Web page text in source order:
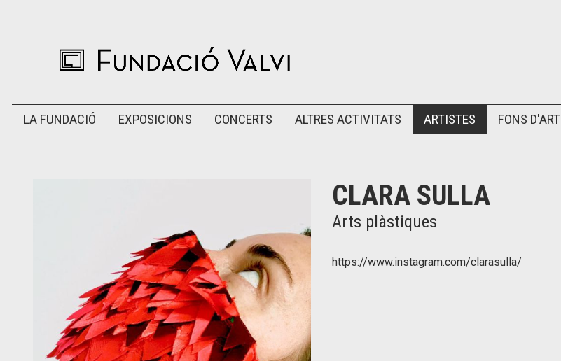
LA FUNDACIÓ EXPOSICIONS CONCERTS ALTRES ACTIVITATS ARTISTES FONS D'ART
CLARA SULLA
Arts plàstiques
https://www.instagram.com/clarasulla/